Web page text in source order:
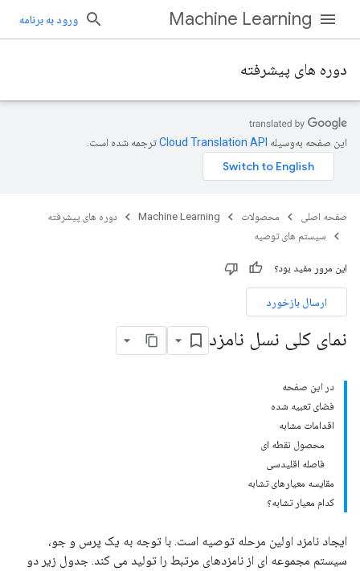
Machine Learning ورود به برنامه
دوره های پیشرفته
این صفحه به‌وسیله ترجمه شده است.
صفحه اصلی محصولات Machine Learning
دوره های پیشرفته
سیستم های توصیه
این مرور مفید بود؟
ارسال بازخورد
نمای کلی نسل نامزد
در این صفحه
فضای تعبیه شده
اقدامات مشابه
محصول نقطه ای
فاصله اقلیدسی
مقایسه معیارهای تشابه
کدام معیار تشابه؟
ایجاد نامزد اولین مرحله توصیه است. با توجه به یک پرس و جو،
سیستم مجموعه ای از نامزدهای مرتبط را تولید می کند. جدول زیر دو